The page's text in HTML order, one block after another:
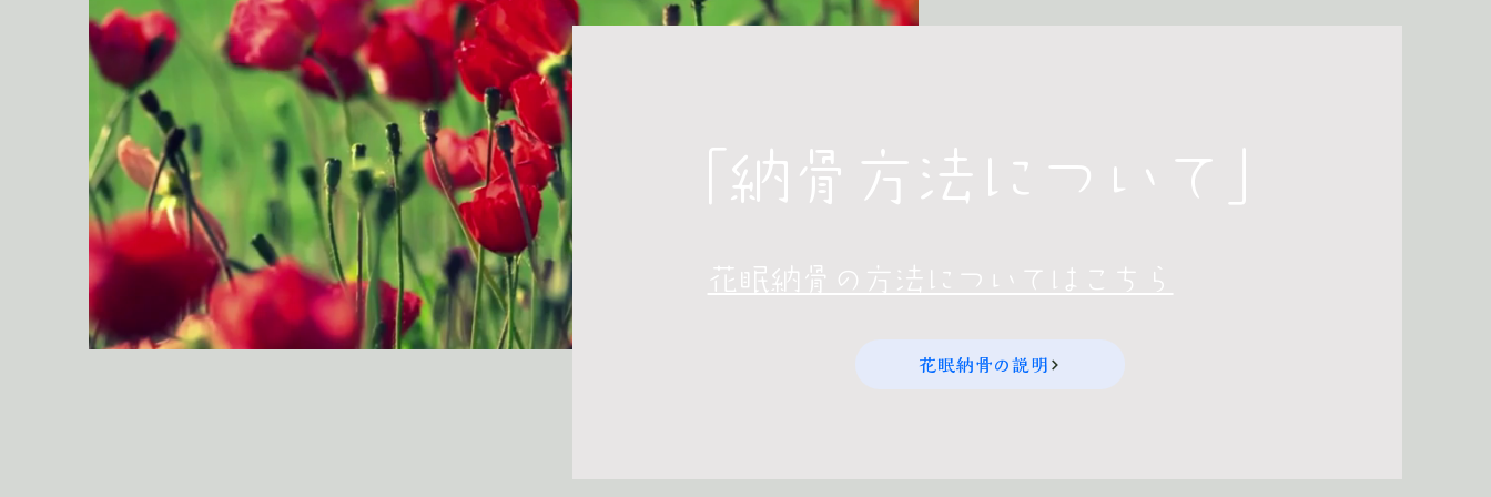
「納骨方法について」
​花眠納骨の方法についてはこちら
花眠納骨の説明